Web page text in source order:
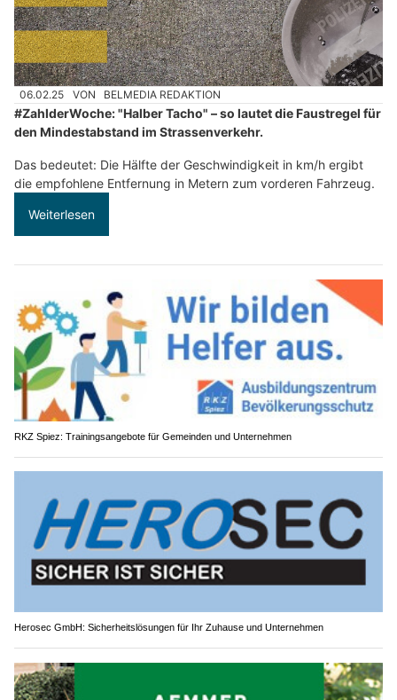
06.02.25 VON BELMEDIA REDAKTION
#ZahlderWoche: "Halber Tacho" – so lautet die Faustregel für
den Mindestabstand im Strassenverkehr.
Das bedeutet: Die Hälfte der Geschwindigkeit in km/h ergibt
die empfohlene Entfernung in Metern zum vorderen Fahrzeug.
Weiterlesen
RKZ Spiez: Trainingsangebote für Gemeinden und Unternehmen
Herosec GmbH: Sicherheitslösungen für Ihr Zuhause und Unternehmen